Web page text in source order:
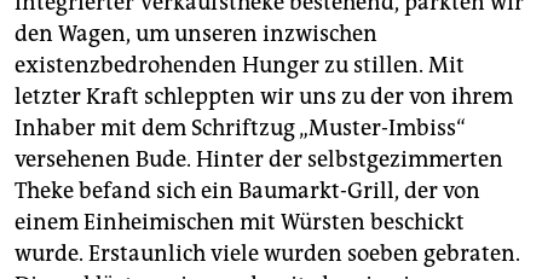
den Wagen, um unseren inzwischen
existenzbedrohenden Hunger zu stillen. Mit
letzter Kraft schleppten wir uns zu der von ihrem
Inhaber mit dem Schriftzug „Muster-Imbiss“
versehenen Bude. Hinter der selbstgezimmerten
Theke befand sich ein Baumarkt-Grill, der von
einem Einheimischen mit Würsten beschickt
wurde. Erstaunlich viele wurden soeben gebraten.